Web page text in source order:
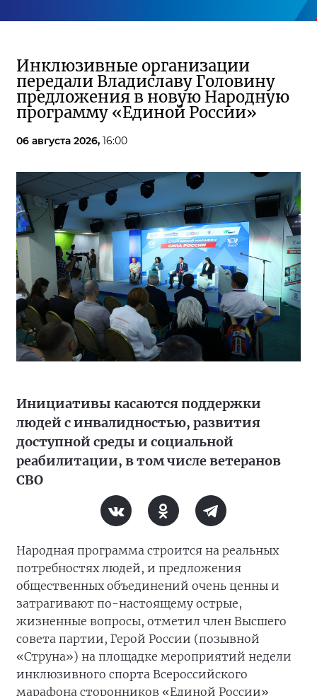
Инклюзивные организации
передали Владиславу Головину
предложения в новую Народную
программу «Единой России»
06 августа 2026, 16:00
Инициативы касаются поддержки
людей с инвалидностью, развития
доступной среды и социальной
реабилитации, в том числе ветеранов
СВО
Народная программа строится на реальных
потребностях людей, и предложения
общественных объединений очень ценны и
затрагивают по-настоящему острые,
жизненные вопросы, отметил член Высшего
совета партии, Герой России (позывной
«Струна») на площадке мероприятий недели
инклюзивного спорта Всероссийского
марафона сторонников «Единой России»